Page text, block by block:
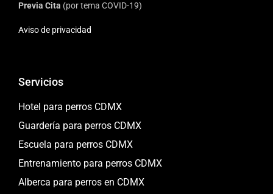
Previa Cita (por tema COVID-19)
Aviso de privacidad
Servicios
Hotel para perros CDMX
Guardería para perros CDMX
Escuela para perros CDMX
Entrenamiento para perros CDMX
Alberca para perros en CDMX